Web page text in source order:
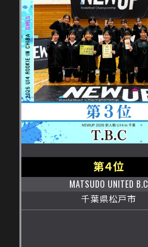
第４位
MATSUDO UNITED B.C
千葉県松戸市